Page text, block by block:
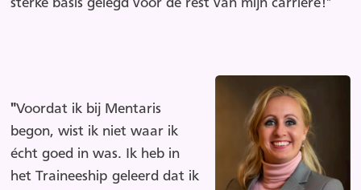
sterke basis gelegd voor de rest van mijn carrière!"
"Voordat ik bij Mentaris
begon, wist ik niet waar ik
écht goed in was. Ik heb in
het Traineeship geleerd dat ik